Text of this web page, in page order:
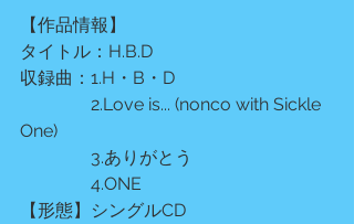
【作品情報】
タイトル：H.B.D
収録曲：1.H・B・D
2.Love is... (nonco with Sickle
One)
3.ありがとう
4.ONE
【形態】シングルCD